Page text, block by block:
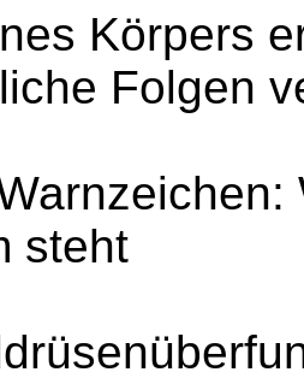
Körpers
Folgen
steht